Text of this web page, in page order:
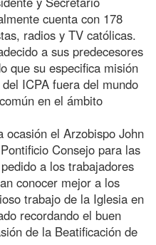
cuenta con 178
radios y TV católicas.
a sus predecesores
que su especifica misión
ICPA fuera del mundo
en el ámbito
ocasión el Arzobispo John
Consejo para las
a los trabajadores
conocer mejor a los
trabajo de la Iglesia en
recordando el buen
de la Beatificación de